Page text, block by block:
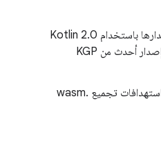
تتطلّب المشاريع التي تم إصدارها باستخدام Kotlin 2.0
استخدام الإصدار 2.0.0 أو إصدار أحدث من KGP
، وjs، واستهدافات تجميع wasm.